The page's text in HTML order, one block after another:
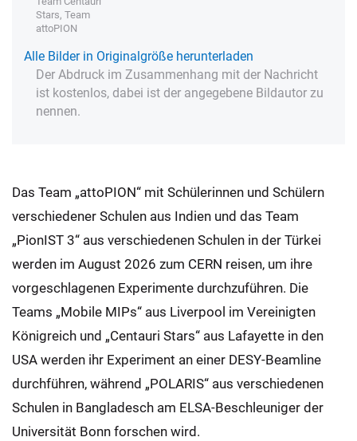
Stars, Team
attoPION
Alle Bilder in Originalgröße herunterladen
Der Abdruck im Zusammenhang mit der Nachricht
ist kostenlos, dabei ist der angegebene Bildautor zu
nennen.
Das Team „attoPION“ mit Schülerinnen und Schülern
verschiedener Schulen aus Indien und das Team
„PionIST 3“ aus verschiedenen Schulen in der Türkei
werden im August 2026 zum CERN reisen, um ihre
vorgeschlagenen Experimente durchzuführen. Die
Teams „Mobile MIPs“ aus Liverpool im Vereinigten
Königreich und „Centauri Stars“ aus Lafayette in den
USA werden ihr Experiment an einer DESY-Beamline
durchführen, während „POLARIS“ aus verschiedenen
Schulen in Bangladesch am ELSA-Beschleuniger der
Universität Bonn forschen wird.